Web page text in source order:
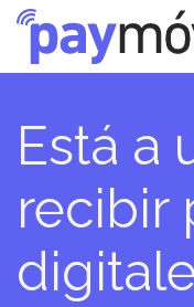
Ir al contenido
Está a
recibir